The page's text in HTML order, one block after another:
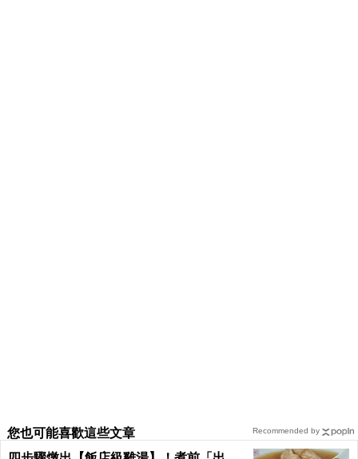
您也可能喜歡這些文章
Recommended by